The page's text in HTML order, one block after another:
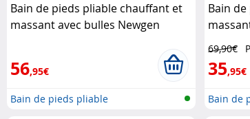
Bain de pieds pliable chauffant et
massant avec bulles Newgen
56,95€
Bain de pieds pliable
Bain
69,90€
35,95€
Bain de